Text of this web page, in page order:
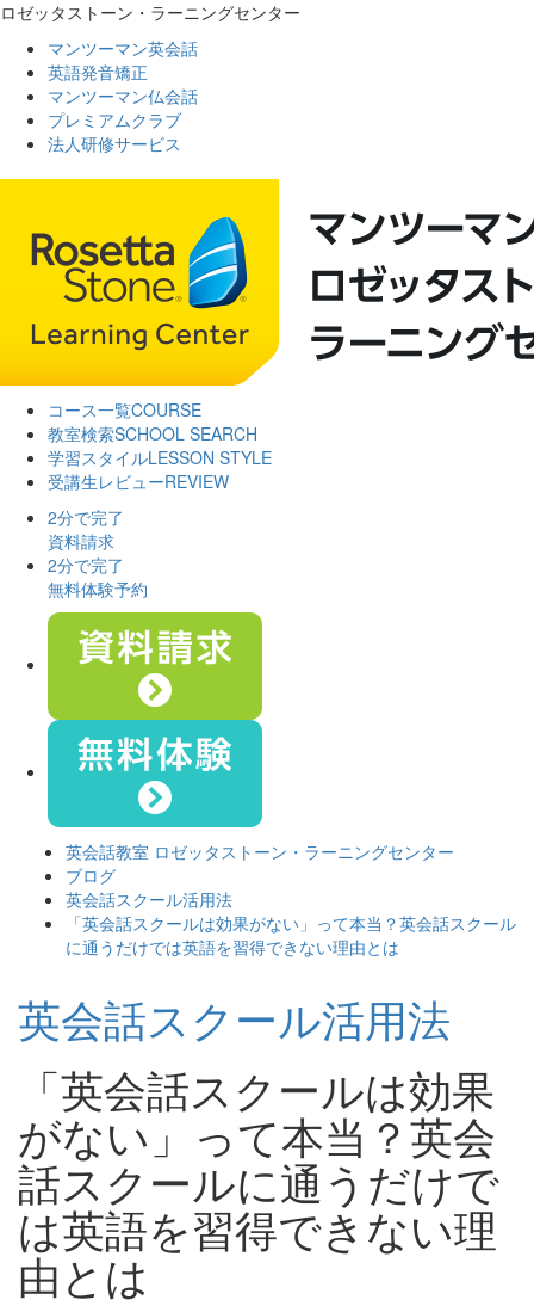
ロゼッタストーン・ラーニングセンター
マンツーマン英会話
英語発音矯正
マンツーマン仏会話
プレミアムクラブ
法人研修サービス
コース一覧COURSE
教室検索SCHOOL SEARCH
学習スタイルLESSON STYLE
受講生レビューREVIEW
2分で完了
資料請求
2分で完了
無料体験予約
英会話教室 ロゼッタストーン・ラーニングセンター
ブログ
英会話スクール活用法
「英会話スクールは効果がない」って本当？英会話スクール
に通うだけでは英語を習得できない理由とは
英会話スクール活用法
「英会話スクールは効果
がない」って本当？英会
話スクールに通うだけで
は英語を習得できない理
由とは